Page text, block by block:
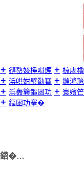
鏈嶅姟棰嗗煙
椋庨
浜哄姏璧勬簮
鏅鸿
浜轰簨鏂囦功
寰嬪
鏂囦功搴�
鍣�…